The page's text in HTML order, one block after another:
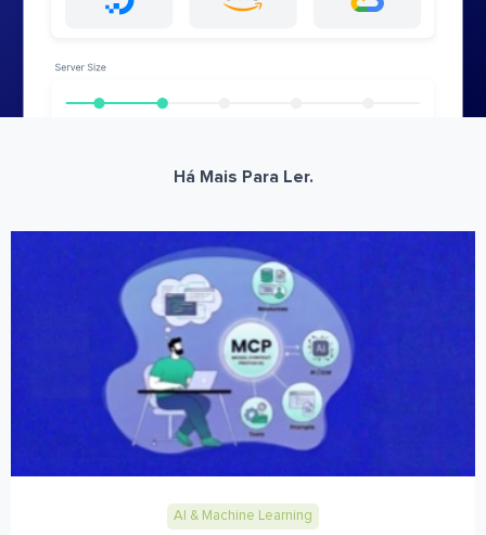
Há Mais Para Ler.
AI & Machine Learning